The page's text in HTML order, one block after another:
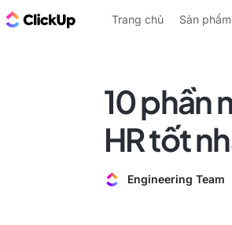
ClickUp Blog
Trang chủ Sản phẩm
10 phần
HR tốt
Engineering Team